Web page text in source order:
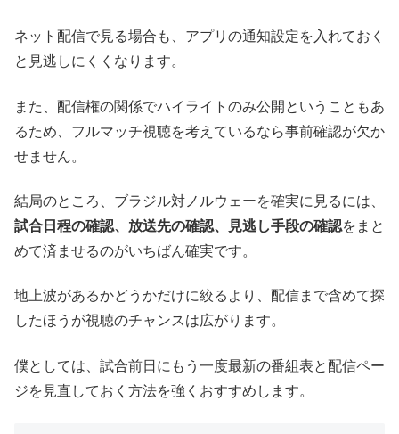
ネット配信で見る場合も、アプリの通知設定を入れておく
と見逃しにくくなります。
また、配信権の関係でハイライトのみ公開ということもあ
るため、フルマッチ視聴を考えているなら事前確認が欠か
せません。
結局のところ、ブラジル対ノルウェーを確実に見るには、
試合日程の確認、放送先の確認、見逃し手段の確認をまと
めて済ませるのがいちばん確実です。
地上波があるかどうかだけに絞るより、配信まで含めて探
したほうが視聴のチャンスは広がります。
僕としては、試合前日にもう一度最新の番組表と配信ペー
ジを見直しておく方法を強くおすすめします。